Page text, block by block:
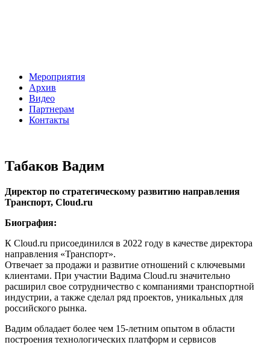
Мероприятия
Архив
Видео
Партнерам
Контакты
Табаков Вадим
Директор по стратегическому развитию направления
Транспорт, Cloud.ru
Биография:
К Cloud.ru присоединился в 2022 году в качестве директора
направления «Транспорт».
Отвечает за продажи и развитие отношений с ключевыми
клиентами. При участии Вадима Cloud.ru значительно
расширил свое сотрудничество с компаниями транспортной
индустрии, а также сделал ряд проектов, уникальных для
российского рынка.
Вадим обладает более чем 15-летним опытом в области
построения технологических платформ и сервисов